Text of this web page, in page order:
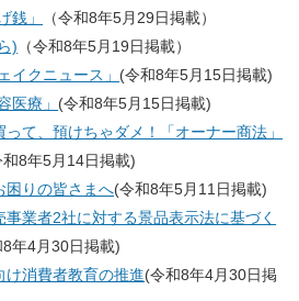
銭」
（令和8年5月29日掲載）
) （令和8年5月19日掲載）
イクニュース」 (令和8年5月15日掲載)
医療」 (令和8年5月15日掲載)
て、預けちゃダメ！「オーナー商法」
和8年5月14日掲載)
困りの皆さまへ(令和8年5月11日掲載)
業者2社に対する景品表示法に基づく
8年4月30日掲載)
け消費者教育の推進(令和8年4月30日掲